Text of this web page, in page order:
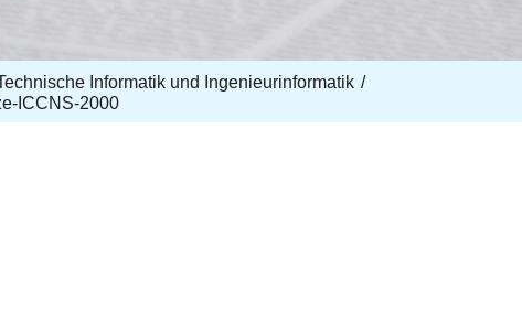
Informatik und Ingenieurinformatik
ICCNS-2000